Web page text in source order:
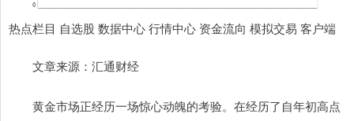
热点栏目 自选股 数据中心 行情中心 资金流向 模拟交易 客户端
文章来源：汇通财经
黄金市场正经历一场惊心动魄的考验。在经历了自年初高点